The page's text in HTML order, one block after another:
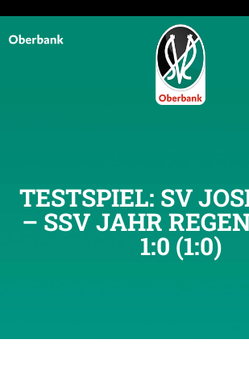
TESTSPIEL: SV
– SSV JAHR
1:0 (1:0)